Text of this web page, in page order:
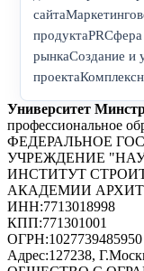
рынкаСоздание и
Университет
профессиональное
ФЕДЕРАЛЬНОЕ
УЧРЕЖДЕНИЕ
ИНСТИТУТ
АКАДЕМИИ
ИНН:7713018998
КПП:771301001
ОГРН:1027739485950
Адрес:127238,